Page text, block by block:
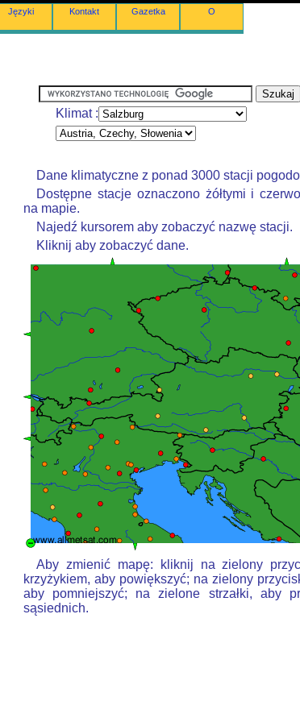
Języki Kontakt Gazetka O
Klimat :
Dane klimatyczne z ponad 3000 stacji
Dostępne stacje oznaczono żółtymi i
na mapie.
Najedź kursorem aby zobaczyć nazwę stacji.
Kliknij aby zobaczyć dane.
Aby zmienić mapę: kliknij na zielony
krzyżykiem, aby powiększyć; na zielony
aby pomniejszyć; na zielone strzałki, aby
sąsiednich.